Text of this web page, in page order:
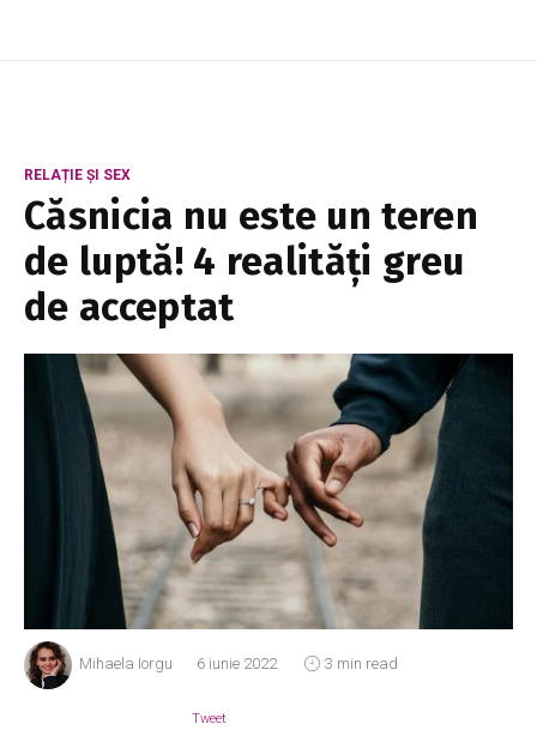
RELAȚIE ȘI SEX
Căsnicia nu este un teren
de luptă! 4 realități greu
de acceptat
Mihaela Iorgu 6 iunie 2022 3 min read
Tweet